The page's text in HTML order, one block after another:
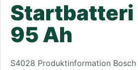
Startbatteri
95 Ah
S4028 Produktinformation